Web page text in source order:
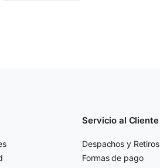
Servicio al Cliente
Despachos y Retiros
Formas de pago